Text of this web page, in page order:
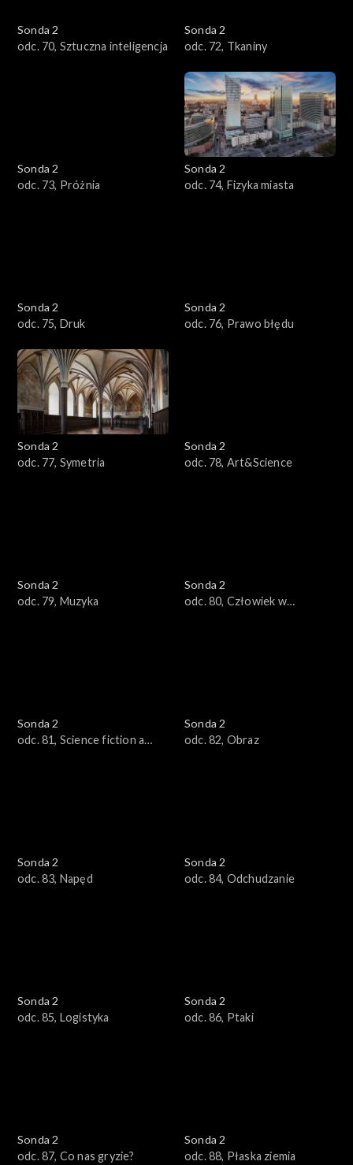
Sonda 2
odc. 70, Sztuczna inteligencja
Sonda 2
odc. 72, Tkaniny
Sonda 2
odc. 73, Próżnia
Sonda 2
odc. 74, Fizyka miasta
Sonda 2
odc. 75, Druk
Sonda 2
odc. 76, Prawo błędu
Sonda 2
odc. 77, Symetria
Sonda 2
odc. 78, Art&Science
Sonda 2
odc. 79, Muzyka
Sonda 2
odc. 80, Człowiek w
Sonda 2
odc. 81, Science fiction a
Sonda 2
odc. 82, Obraz
Sonda 2
odc. 83, Napęd
Sonda 2
odc. 84, Odchudzanie
Sonda 2
odc. 85, Logistyka
Sonda 2
odc. 86, Ptaki
Sonda 2
odc. 87, Co nas gryzie?
Sonda 2
odc. 88, Płaska ziemia